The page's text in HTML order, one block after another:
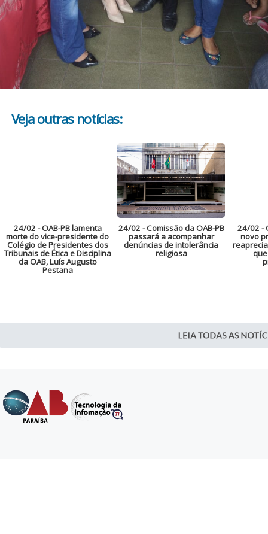
Veja outras notícias:
24/02 - OAB-PB lamenta
morte do vice-presidente do
Colégio de Presidentes dos
Tribunais de Ética e Disciplina
da OAB, Luís Augusto
Pestana
24/02 - Comissão da OAB-PB
passará a acompanhar
denúncias de intolerância
religiosa
24/02 -
novo